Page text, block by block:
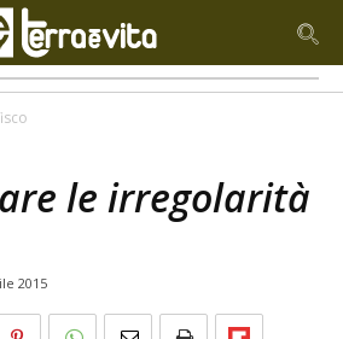
le irregolarità
2015